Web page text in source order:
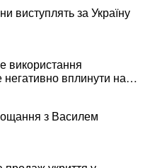
виступлять за Україну
використання
вплинути на
з Василем